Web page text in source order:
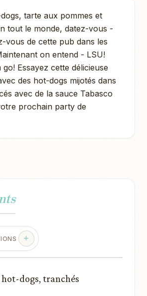
tarte aux pommes et
tout le monde, datez-vous -
vous de cette pub dans les
on entend - LSU!
go! Essayez cette délicieuse
des hot-dogs mijotés dans
avec de la sauce Tabasco
prochain party de
hot-dogs, tranchés